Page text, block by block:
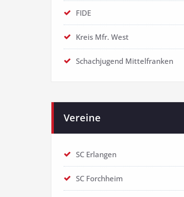
FIDE
Kreis Mfr. West
Schachjugend Mittelfranken
Vereine
SC Erlangen
SC Forchheim